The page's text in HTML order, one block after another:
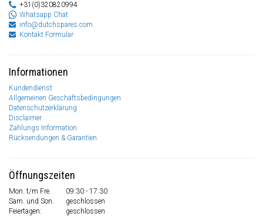
+31(0)320820994
Whatsapp Chat
info@dutchspares.com
Kontakt Formular
Informationen
Kundendienst
Allgemeinen Geschäftsbedingungen
Datenschutzerklärung
Disclaimer
Zahlungs Information
Rücksendungen & Garantien
Öffnungszeiten
Mon. t/m Fre.
09:30 - 17:30
Sam. und Son.
geschlossen
Feiertagen:
geschlossen